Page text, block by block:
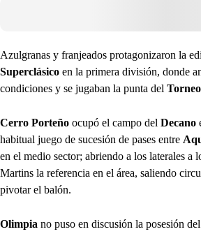
Azulgranas y franjeados protagonizaron la
Superclásico en la primera división, donde
condiciones y se jugaban la punta del
Cerro Porteño ocupó el campo del Decano
habitual juego de sucesión de pases entre
en el medio sector; abriendo a los laterales a
Martins la referencia en el área, saliendo
pivotar el balón.
Olimpia no puso en discusión la posesión